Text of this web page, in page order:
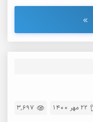
3,697 22 مهر 1400